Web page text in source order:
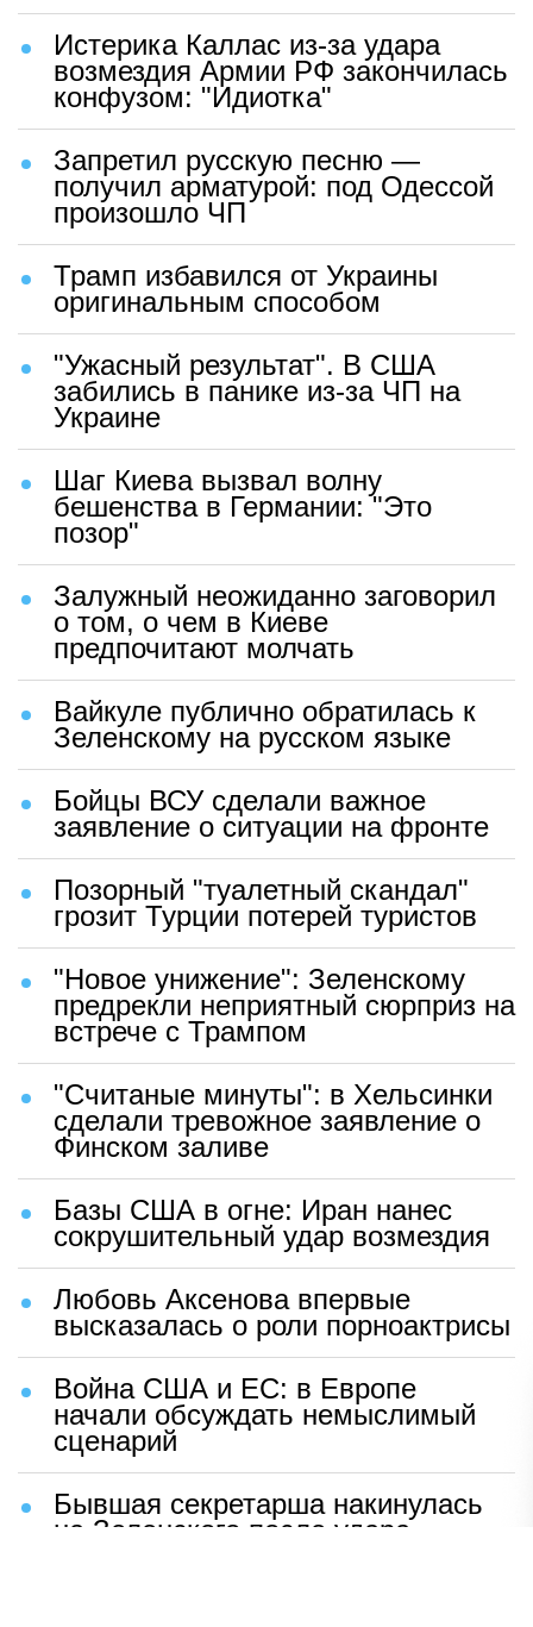
Истерика Каллас из-за удара
возмездия Армии РФ закончилась
конфузом: "Идиотка"
Запретил русскую песню —
получил арматурой: под Одессой
произошло ЧП
Трамп избавился от Украины
оригинальным способом
"Ужасный результат". В США
забились в панике из-за ЧП на
Украине
Шаг Киева вызвал волну
бешенства в Германии: "Это
позор"
Залужный неожиданно заговорил
о том, о чем в Киеве
предпочитают молчать
Вайкуле публично обратилась к
Зеленскому на русском языке
Бойцы ВСУ сделали важное
заявление о ситуации на фронте
Позорный "туалетный скандал"
грозит Турции потерей туристов
"Новое унижение": Зеленскому
предрекли неприятный сюрприз на
встрече с Трампом
"Считаные минуты": в Хельсинки
сделали тревожное заявление о
Финском заливе
Базы США в огне: Иран нанес
сокрушительный удар возмездия
Любовь Аксенова впервые
высказалась о роли порноактрисы
Война США и ЕС: в Европе
начали обсуждать немыслимый
сценарий
Бывшая секретарша накинулась
на Зеленского после удара